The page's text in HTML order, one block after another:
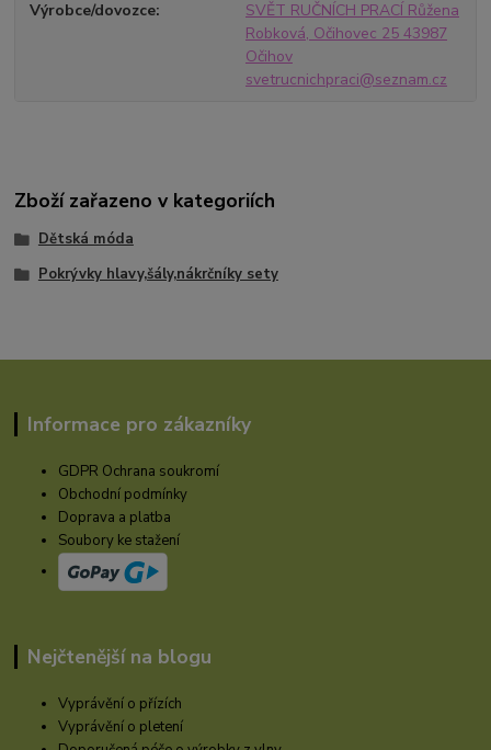
Výrobce/dovozce
SVĚT RUČNÍCH PRACÍ Růžena
Robková, Očihovec 25 43987
Očihov
svetrucnichpraci@seznam.cz
Zboží zařazeno v kategoriích
Dětská móda
Pokrývky hlavy,šály,nákrčníky sety
Informace pro zákazníky
GDPR Ochrana soukromí
Obchodní podmínky
Doprava a platba
Soubory ke stažení
Nejčtenější na blogu
Vyprávění o přízích
Vyprávění o pletení